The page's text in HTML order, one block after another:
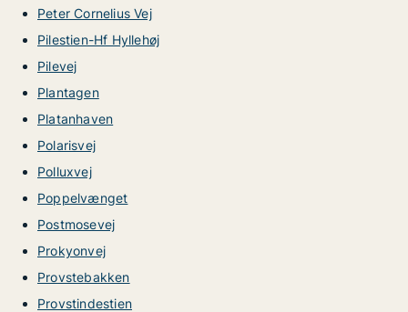
Peter Cornelius Vej
Pilestien-Hf Hyllehøj
Pilevej
Plantagen
Platanhaven
Polarisvej
Polluxvej
Poppelvænget
Postmosevej
Prokyonvej
Provstebakken
Provstindestien